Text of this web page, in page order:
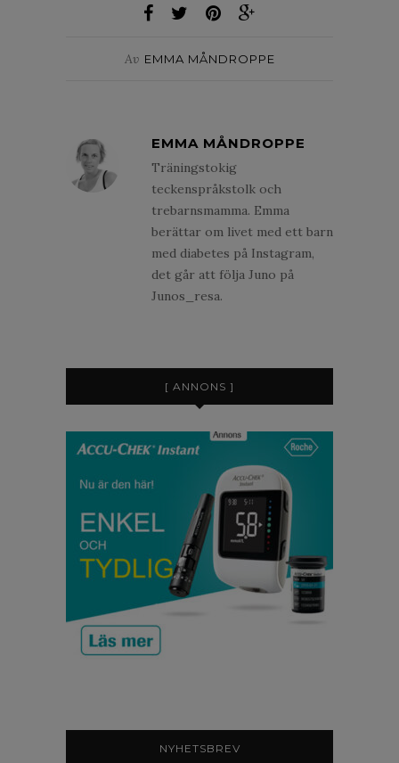
Av EMMA MÅNDROPPE
EMMA MÅNDROPPE
Träningstokig
teckenspråkstolk och
trebarnsmamma. Emma
berättar om livet med ett barn
med diabetes på Instagram,
det går att följa Juno på
Junos_resa.
[ ANNONS ]
NYHETSBREV